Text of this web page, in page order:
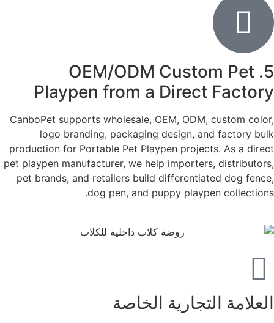
5. OEM/ODM Custom Pet
Playpen from a Direct Factory
CanboPet supports wholesale, OEM, ODM, custom color,
logo branding, packaging design, and factory bulk
production for Portable Pet Playpen projects. As a direct
pet playpen manufacturer, we help importers, distributors,
pet brands, and retailers build differentiated dog fence,
dog pen, and puppy playpen collections.
العلامة التجارية الخاصة